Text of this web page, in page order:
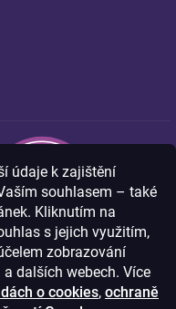
údaje k zajištění
souhlasem – také
Kliknutím na
s jejich využitím,
zobrazování
dalších webech. Více
o cookies, ochraně
bezpečně a bez obav.
jsou Vaše citlivá
bezpečí.